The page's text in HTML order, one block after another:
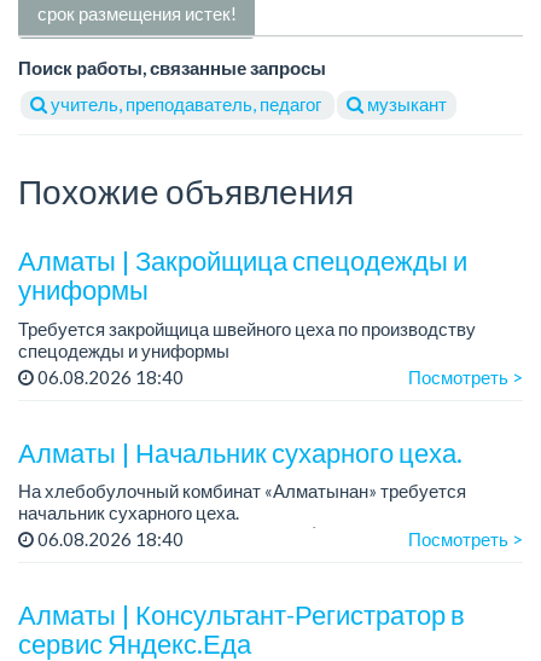
срок размещения истек!
Поиск работы, связанные запросы
учитель, преподаватель, педагог
музыкант
Похожие объявления
Алматы | Закройщица спецодежды и
униформы
Требуется закройщица швейного цеха по производству
спецодежды и униформы
Рабочий день с 9:00 до 18:00
06.08.2026 18:40 Посмотреть >
Алматы | Начальник сухарного цеха.
На хлебобулочный комбинат «Алматынан» требуется
начальник сухарного цеха.
Зарплата: от 300 000 тенге на руки (обсуждается на
Требования: оп...
06.08.2026 18:40 Посмотреть >
Алматы | Консультант-Регистратор в
сервис Яндекс.Еда